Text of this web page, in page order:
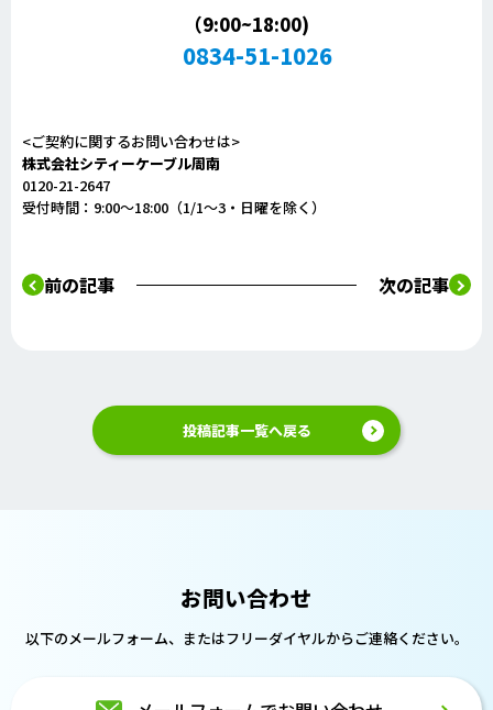
（9:00~18:00)
0834-51-1026
<ご契約に関するお問い合わせは>
株式会社シティーケーブル周南
0120-21-2647
受付時間：9:00～18:00（1/1～3・日曜を除く）
前の記事 次の記事
投稿記事一覧へ戻る
お問い合わせ
以下のメールフォーム、またはフリーダイヤルからご連絡ください。